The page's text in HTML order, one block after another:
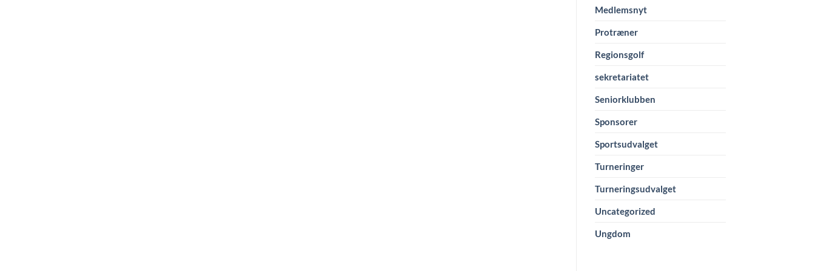
Medlemsnyt
Protræner
Regionsgolf
sekretariatet
Seniorklubben
Sponsorer
Sportsudvalget
Turneringer
Turneringsudvalget
Uncategorized
Ungdom